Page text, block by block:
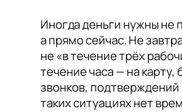
Иногда деньги нужны не
а прямо сейчас. Не
не «в течение трёх
течение часа — на карту,
звонков,
таких ситуациях нет